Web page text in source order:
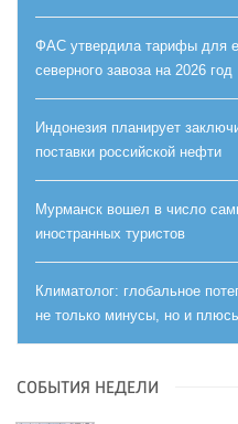
ФАС утвердила тарифы для
северного завоза на 2026 год
Индонезия планирует
поставки российской нефти
Мурманск вошел в число
иностранных туристов
Климатолог: глобальное
не только минусы, но и
СОБЫТИЯ НЕДЕЛИ